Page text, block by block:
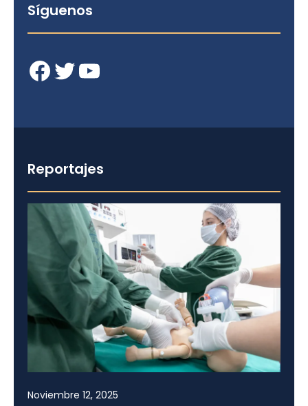
Síguenos
Facebook Twitter YouTube
Reportajes
Noviembre 12, 2025